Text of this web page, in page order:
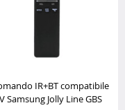
IR+BT compatibile
Samsung Jolly Line GBS